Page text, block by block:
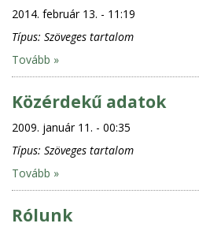
2014. február 13. - 11:19
Típus: Szöveges tartalom
Tovább »
Közérdekű adatok
2009. január 11. - 00:35
Típus: Szöveges tartalom
Tovább »
Rólunk